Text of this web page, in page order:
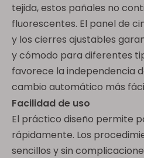
tejida, estos pañales no
fluorescentes. El panel de
y los cierres ajustables
y cómodo para diferentes
favorece la independencia
cambio automático más
Facilidad de uso
El práctico diseño permite
rápidamente. Los
sencillos y sin